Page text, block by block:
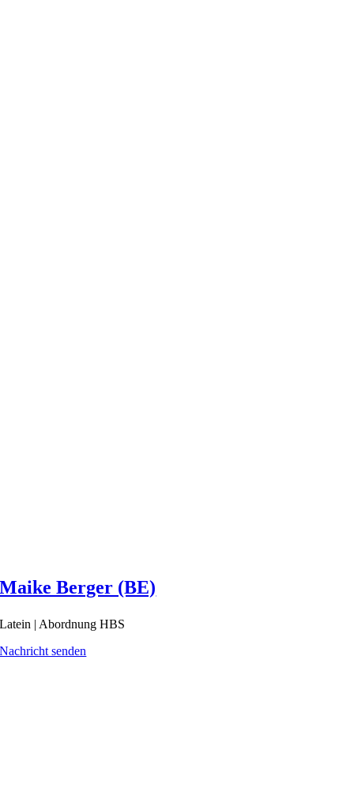
Maike Berger (BE)
Latein | Abordnung HBS
Nachricht senden